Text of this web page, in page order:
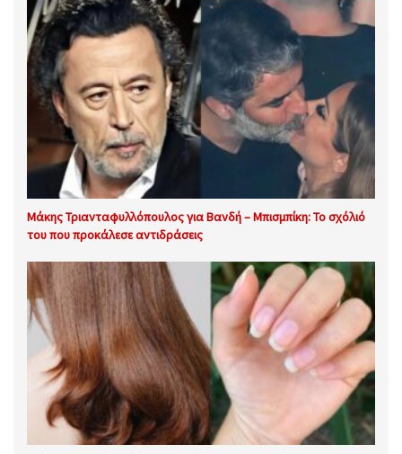
Μάκης Τριανταφυλλόπουλος για Βανδή – Μπισμπίκη: Το σχόλιό
του που προκάλεσε αντιδράσεις